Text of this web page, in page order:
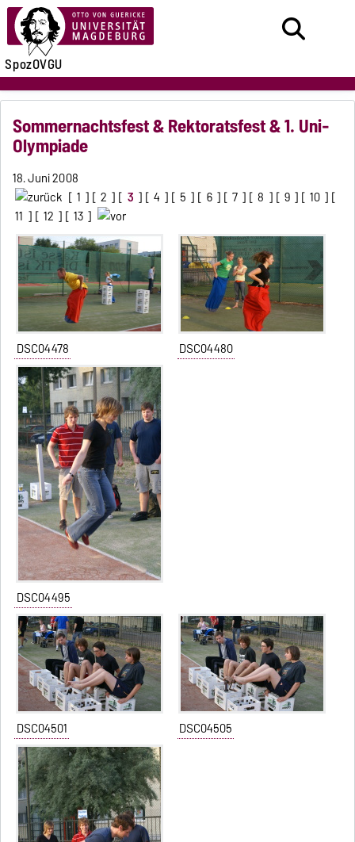
SpozOVGU
Sommernachtsfest & Rektoratsfest & 1. Uni-
Olympiade
18. Juni 2008
[ 1 ] [ 2 ] [ 3 ] [ 4 ] [ 5 ] [ 6 ] [ 7 ] [ 8 ] [ 9 ] [ 10 ] [
11 ] [ 12 ] [ 13 ]
DSC04478 DSC04480
DSC04495
DSC04501 DSC04505